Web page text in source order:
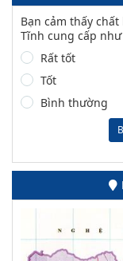
Bạn cảm thấy
Tĩnh cung cấp
Rất tốt
Tốt
Bình thường